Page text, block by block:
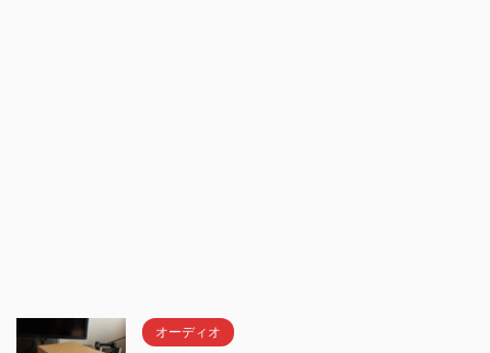
オーディオ